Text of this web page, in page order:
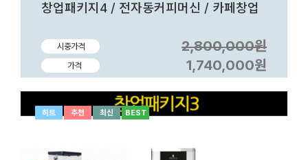
창업패키지4 / 전자동커피머신 / 카페창업
시중가격 2,800,000원
가격 1,740,000원
히트 추천 최신 BEST